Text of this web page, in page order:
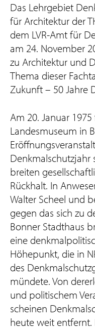
Das Lehrgebiet
für Architektur der
dem LVR-Amt für
am 24. November
zu Architektur und
Thema dieser
Zukunft – 50 Jahre
Am 20. Januar
Landesmuseum in
Denkmalschutzjahr
breiten
Rückhalt. In
Walter Scheel und
gegen das sich zu
Bonner Stadthaus
eine
Höhepunkt, die in
des
mündete. Von
und politischem
scheinen
heute weit entfernt.